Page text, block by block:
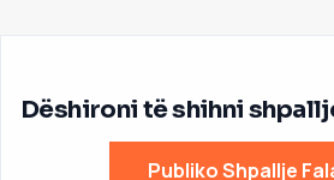
Dëshironi të shihni
Publiko Shpallje